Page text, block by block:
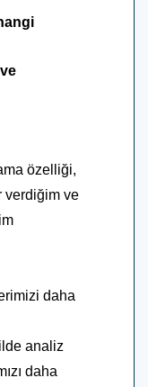
özelliği,
verdiğim ve
daha
analiz
daha